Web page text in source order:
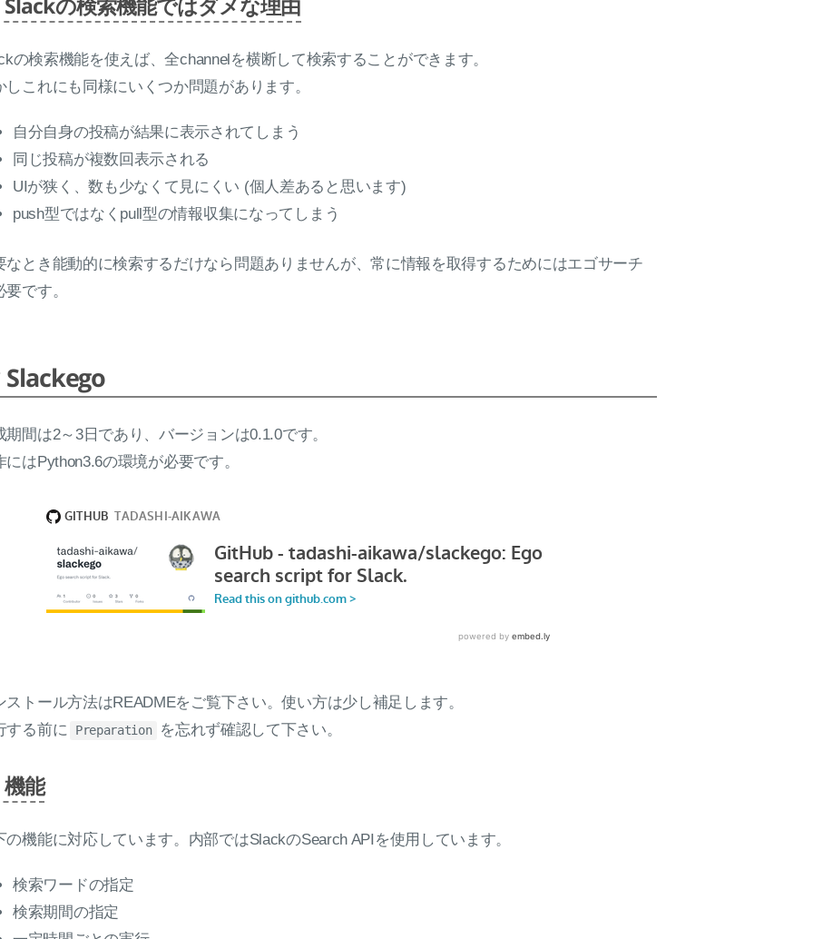
Slackの検索機能ではダメな理由
の検索機能を使えば、全channelを横断して検索することができます。
しこれにも同様にいくつか問題があります。
自分自身の投稿が結果に表示されてしまう
同じ投稿が複数回表示される
UIが狭く、数も少なくて見にくい (個人差あると思います)
push型ではなくpull型の情報収集になってしまう
なとき能動的に検索するだけなら問題ありませんが、常に情報を取得するためにはエゴサーチ
要です。
Slackego
期間は2～3日であり、バージョンは0.1.0です。
にはPython3.6の環境が必要です。
ストール方法はREADMEをご覧下さい。使い方は少し補足します。
する前に
Preparation を忘れず確認して下さい。
機能
の機能に対応しています。内部ではSlackのSearch APIを使用しています。
検索ワードの指定
検索期間の指定